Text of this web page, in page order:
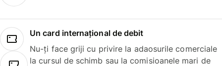
Un card internațional de debit
Nu-ți face griji cu privire la adaosurile comerciale
la cursul de schimb sau la comisioanele mari de